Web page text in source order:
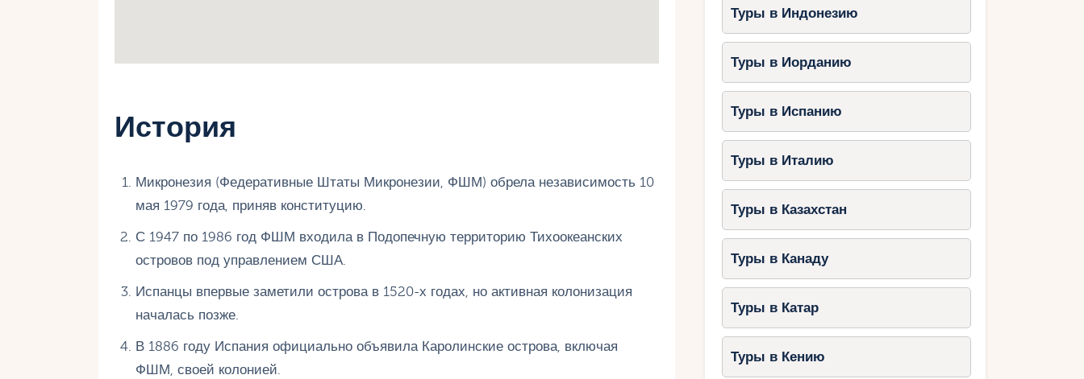
История
Микронезия (Федеративные Штаты Микронезии, ФШМ) обрела независимость 10
мая 1979 года, приняв конституцию.
С 1947 по 1986 год ФШМ входила в Подопечную территорию Тихоокеанских
островов под управлением США.
Испанцы впервые заметили острова в 1520-х годах, но активная колонизация
началась позже.
В 1886 году Испания официально объявила Каролинские острова, включая
ФШМ, своей колонией.
Туры в Индонезию
Туры в Иорданию
Туры в Испанию
Туры в Италию
Туры в Казахстан
Туры в Канаду
Туры в Катар
Туры в Кению